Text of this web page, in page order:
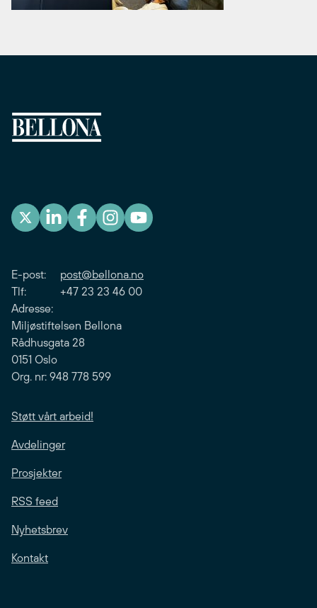
E-post: post@bellona.no
Tlf: +47 23 23 46 00
Adresse:
Miljøstiftelsen Bellona
Rådhusgata 28
0151 Oslo
Org. nr: 948 778 599
Støtt vårt arbeid!
Avdelinger
Prosjekter
RSS feed
Nyhetsbrev
Kontakt